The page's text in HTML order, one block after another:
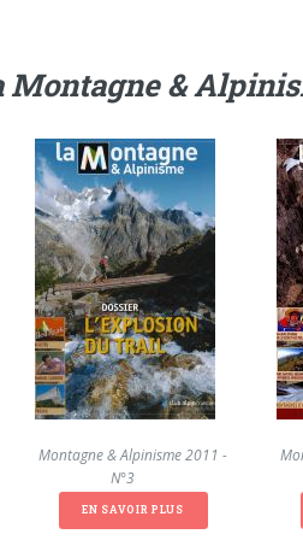
Montagne &
La Montagne & Alpinisme 2011 -
N°3
EN SAVOIR PLUS
La